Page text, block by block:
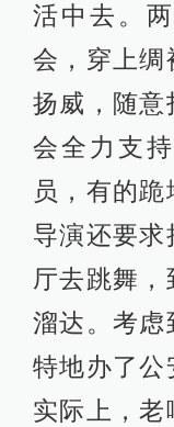
活中去。
会，穿上绸
扬威，随意
会全力支
员，有的跪
导演还要求
厅去跳舞
溜达。考虑
特地办了公
实际上，老